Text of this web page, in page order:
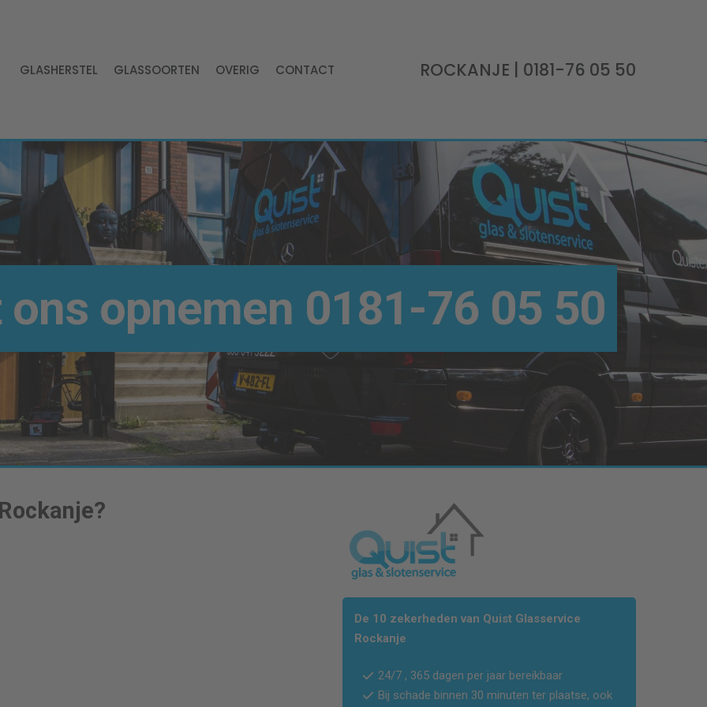
GLASHERSTEL GLASSOORTEN OVERIG CONTACT ROCKANJE | 0181-76 05 50
opnemen 0181-76 05 50
Rockanje?
De 10 zekerheden van Quist Glasservice
Rockanje
24/7 , 365 dagen per jaar bereikbaar
Bij schade binnen 30 minuten ter plaatse, ook